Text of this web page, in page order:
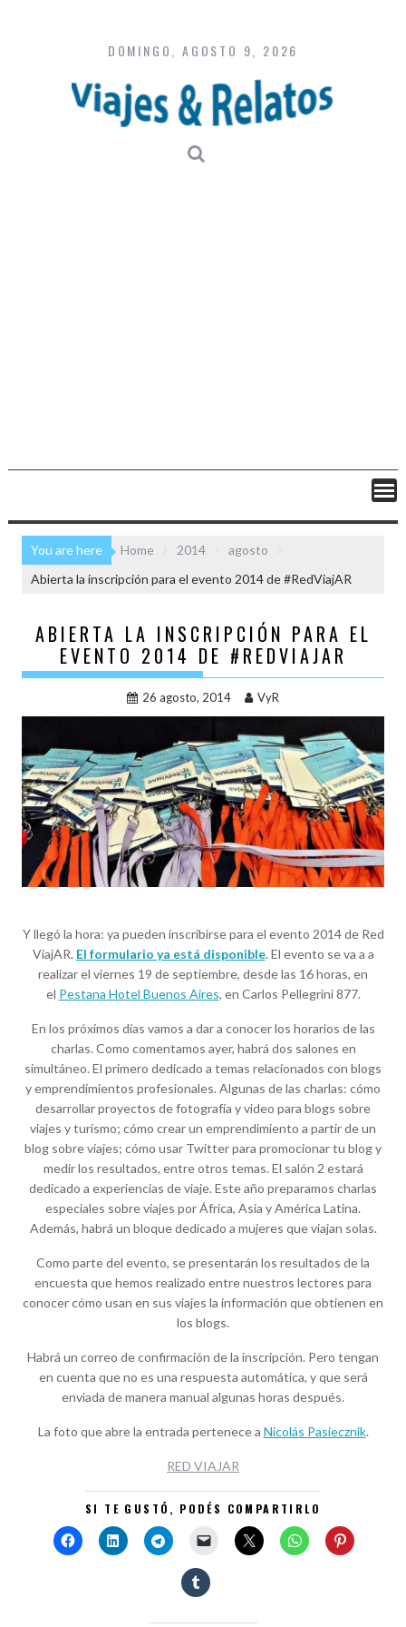
content
DOMINGO, AGOSTO 9, 2026
You are here Home 2014
agosto
Abierta la inscripción para el evento 2014 de #RedViajAR
ABIERTA LA INSCRIPCIÓN PARA EL
EVENTO 2014 DE #REDVIAJAR
26 agosto, 2014 VyR
Y llegó la hora: ya pueden inscribirse para el evento 2014 de Red
ViajAR. El formulario ya está disponible. El evento se va a a
realizar el viernes 19 de septiembre, desde las 16 horas, en
el Pestana Hotel Buenos Aires, en Carlos Pellegrini 877.
En los próximos días vamos a dar a conocer los horarios de las
charlas. Como comentamos ayer, habrá dos salones en
simultáneo. El primero dedicado a temas relacionados con blogs
y emprendimientos profesionales. Algunas de las charlas: cómo
desarrollar proyectos de fotografía y video para blogs sobre
viajes y turismo; cómo crear un emprendimiento a partir de un
blog sobre viajes; cómo usar Twitter para promocionar tu blog y
medir los resultados, entre otros temas. El salón 2 estará
dedicado a experiencias de viaje. Este año preparamos charlas
especiales sobre viajes por África, Asia y América Latina.
Además, habrá un bloque dedicado a mujeres que viajan solas.
Como parte del evento, se presentarán los resultados de la
encuesta que hemos realizado entre nuestros lectores para
conocer cómo usan en sus viajes la información que obtienen en
los blogs.
Habrá un correo de confirmación de la inscripción. Pero tengan
en cuenta que no es una respuesta automática, y que será
enviada de manera manual algunas horas después.
La foto que abre la entrada pertenece a Nicolás Pasiecznik.
RED VIAJAR
SI TE GUSTÓ, PODÉS COMPARTIRLO